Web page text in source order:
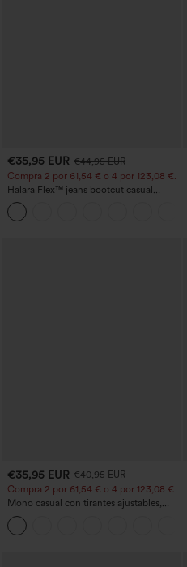
€35,95 EUR €44,95 EUR
Compra 2 por 61,54 € o 4 por 123,08 €.
Halara Flex™ jeans bootcut casual
lavados, de talle alto y con bolsillos
€35,95 EUR €40,95 EUR
Compra 2 por 61,54 € o 4 por 123,08 €.
Mono casual con tirantes ajustables,
fruncidos, pierna ancha, tejido jaspeado
y bolsillos - Easy Peezy